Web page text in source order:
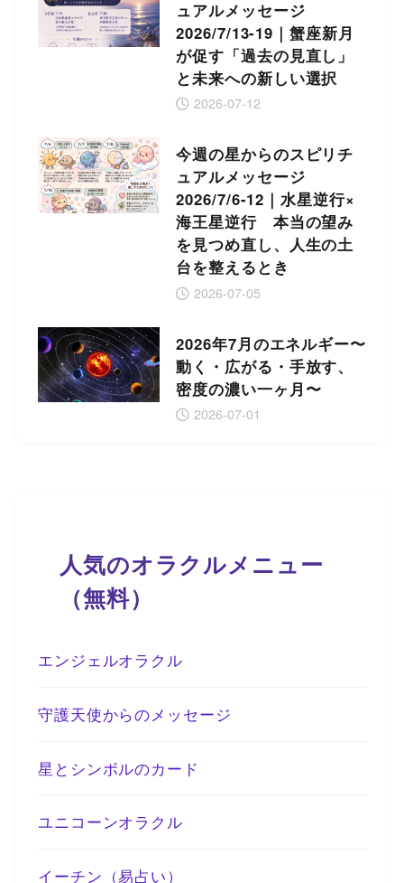
ュアルメッセージ
2026/7/13-19｜蟹座新月
が促す「過去の見直し」
と未来への新しい選択
2026-07-12
今週の星からのスピリチ
ュアルメッセージ
2026/7/6-12｜水星逆行×
海王星逆行 本当の望み
を見つめ直し、人生の土
台を整えるとき
2026-07-05
2026年7月のエネルギー〜
動く・広がる・手放す、
密度の濃い一ヶ月〜
2026-07-01
人気のオラクルメニュー
（無料）
エンジェルオラクル
守護天使からのメッセージ
星とシンボルのカード
ユニコーンオラクル
イーチン（易占い）